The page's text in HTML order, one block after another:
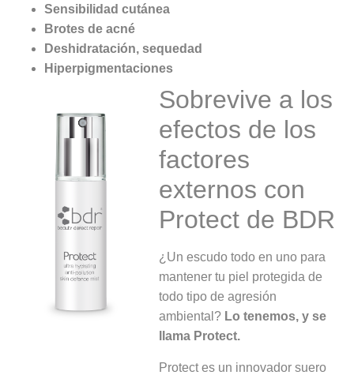
Sensibilidad cutánea
Brotes de acné
Deshidratación, sequedad
Hiperpigmentaciones
Sobrevive a los
efectos de los
factores
externos con
Protect de BDR
¿Un escudo todo en uno para
mantener tu piel protegida de
todo tipo de agresión
ambiental? Lo tenemos, y se
llama Protect.
Protect es un innovador suero